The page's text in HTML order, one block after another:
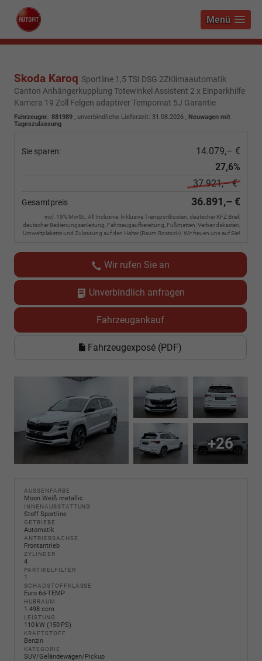
Menü
Skoda Karoq Sportline 1,5 TSI DSG 2ZKlimaautomatik
Canton Anhängerkupplung Totewinkel Assistent 2 x Einparkhilfe
Kamera 19 Zoll Felgen adaptiver Tempomat 5J Garantie
Fahrzeugnr.: 881989 , unverbindliche Lieferzeit: 31.08.2026 , Neuwagen mit
Tageszulassung
Sie sparen:
14.079,– €
27,6%
37.921,– €
Gesamtpreis 36.891,– €
incl. 19% MwSt., All Inclusive: Inklusive Transportkosten, deutscher KFZ Brief,
deutscher Bedienungsanleitung, Fahrzeugaufbereitung, Fußmatten, Verbandskasten,
Umweltplakette und Zulassung auf den Halter (Raum Rostock). Wir freuen uns auf Sie!
Wir rufen Sie an
Unverbindlich anfragen
Fahrzeugankauf
Fahrzeugexposé (PDF)
+26
AUSSENFARBE
Moon Weiß metallic
INNENAUSSTATTUNG
Stoff Sportline
GETRIEBE
Automatik
ANTRIEBSACHSE
Frontantrieb
ZYLINDER
4
PARTIKELFILTER
1
SCHADSTOFFKLASSE
Euro 6d-TEMP
HUBRAUM
1.498 ccm
LEISTUNG
110 kW (150 PS)
KRAFTSTOFF
Benzin
KATEGORIE
SUV/Geländewagen/Pickup